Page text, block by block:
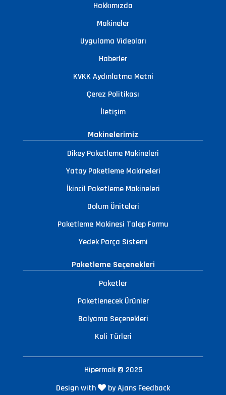
Hakkımızda
Makineler
Uygulama Videoları
Haberler
KVKK Aydınlatma Metni
Çerez Politikası
İletişim
Makinelerimiz
Dikey Paketleme Makineleri
Yatay Paketleme Makineleri
İkincil Paketleme Makineleri
Dolum Üniteleri
Paketleme Makinesi Talep Formu
Yedek Parça Sistemi
Paketleme Seçenekleri
Paketler
Paketlenecek Ürünler
Balyama Seçenekleri
Koli Türleri
Hipermak © 2025
Design with
by Ajans Feedback